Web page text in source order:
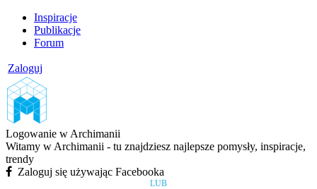
Inspiracje
Publikacje
Forum
Zaloguj
Logowanie w Archimanii
Witamy w Archimanii - tu znajdziesz najlepsze pomysły, inspiracje,
trendy
Zaloguj się używając Facebooka
LUB